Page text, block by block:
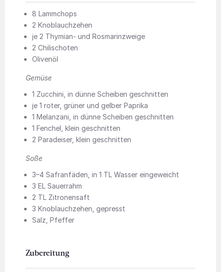
8 Lammchops
2 Knoblauchzehen
je 2 Thymian- und Rosmarinzweige
2 Chilischoten
Olivenöl
Gemüse
1 Zucchini, in dünne Scheiben geschnitten
je 1 roter, grüner und gelber Paprika
1 Melanzani, in dünne Scheiben geschnitten
1 Fenchel, klein geschnitten
2 Paradeiser, klein geschnitten
Soße
3–4 Safranfäden, in 1 TL Wasser eingeweicht
3 EL Sauerrahm
2 TL Zitronensaft
3 Knoblauchzehen, gepresst
Salz, Pfeffer
Zubereitung